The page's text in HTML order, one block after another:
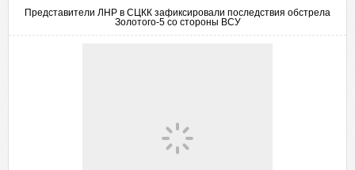
Представители ЛНР в СЦКК зафиксировали последствия обстрела
Золотого-5 со стороны ВСУ